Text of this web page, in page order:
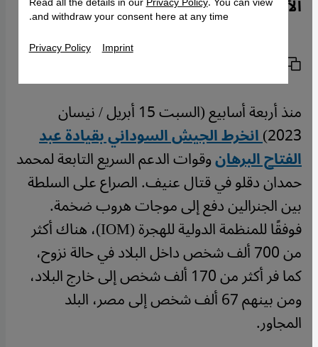
الأوروبية تخلت عنه.
منذ أربعة أسابيع (السبت 15 أبريل / نيسان
2023)انخرط الجيش السوداني بقيادة عبد
الفتاح البرهانوقوات الدعم السريع التابعة لمحمد
حمدان دقلو في قتال عنيف. الصراع على السلطة
بين الجنرالين دفع إلى موجات هروب ضخمة.
فوفقًا للمنظمة الدولية للهجرة (IOM)، هناك أكثر
من 700 ألف شخص داخل البلاد في حالة نزوح،
كما فر أكثر من 170 ألف شخص إلى خارج البلاد،
ومن بينهم 67 ألف شخص إلى مصر، البلد
المجاور.
and withdraw your consent here at any time.
Privacy Policy Imprint